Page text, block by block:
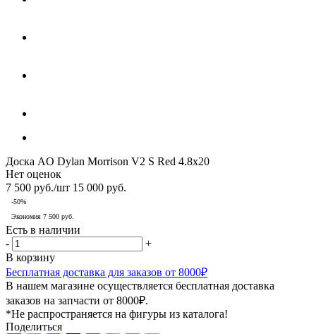
Доска AO Dylan Morrison V2 S Red 4.8x20
Нет оценок
7 500 руб./шт 15 000 руб.
-50%
Экономия 7 500 руб.
Есть в наличии
-
+
В корзину
Бесплатная доставка для заказов от 8000₽
В нашем магазине осуществляется бесплатная доставка
заказов на запчасти от 8000₽.
*Не распространяется на фигуры из каталога!
Поделиться